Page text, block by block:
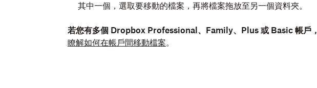
其中一個，選取要移動的檔案，再將檔案拖放至另一個資料夾。
若您有多個 Dropbox Professional、Family、Plus 或 Basic 帳戶，
瞭解如何在帳戶間移動檔案。